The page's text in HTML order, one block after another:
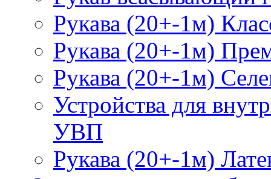
Рукава (20+-1м)
Рукава (20+-1м)
Рукава (20+-1м)
Устройства для
УВП
Рукава (20+-1м)